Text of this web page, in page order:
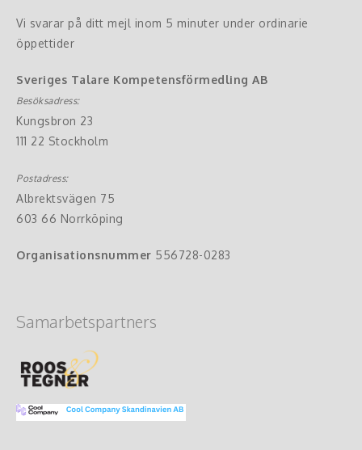
Vi svarar på ditt mejl inom 5 minuter under ordinarie
öppettider
Sveriges Talare Kompetensförmedling AB
Besöksadress:
Kungsbron 23
111 22 Stockholm
Postadress:
Albrektsvägen 75
603 66 Norrköping
Organisationsnummer 556728-0283
Samarbetspartners